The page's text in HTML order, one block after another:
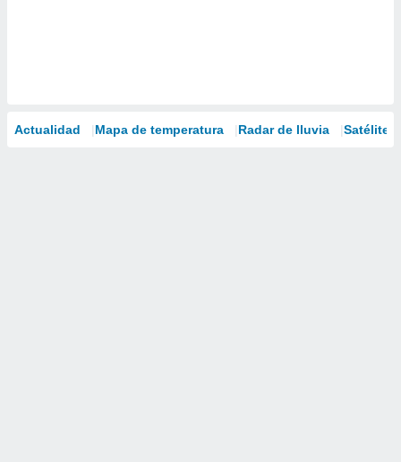
Actualidad Mapa de temperatura Radar de lluvia Satélites